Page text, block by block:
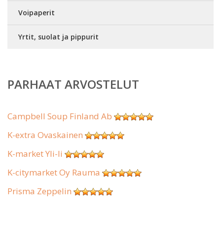
Voipaperit
Yrtit, suolat ja pippurit
PARHAAT ARVOSTELUT
Campbell Soup Finland Ab
K-extra Ovaskainen
K-market Yli-Ii
K-citymarket Oy Rauma
Prisma Zeppelin